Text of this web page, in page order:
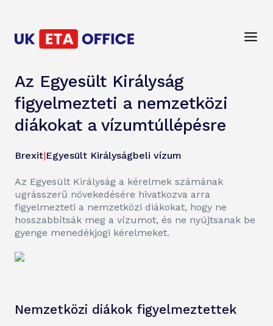
Az Egyesült Királyság
figyelmezteti a nemzetközi
diákokat a vízumtúllépésre
Brexit|Egyesült Királyságbeli vízum
Az Egyesült Királyság a kérelmek számának
ugrásszerű növekedésére hivatkozva arra
figyelmezteti a nemzetközi diákokat, hogy ne
hosszabbítsák meg a vízumot, és ne nyújtsanak be
gyenge menedékjogi kérelmeket.
Nemzetközi diákok figyelmeztettek